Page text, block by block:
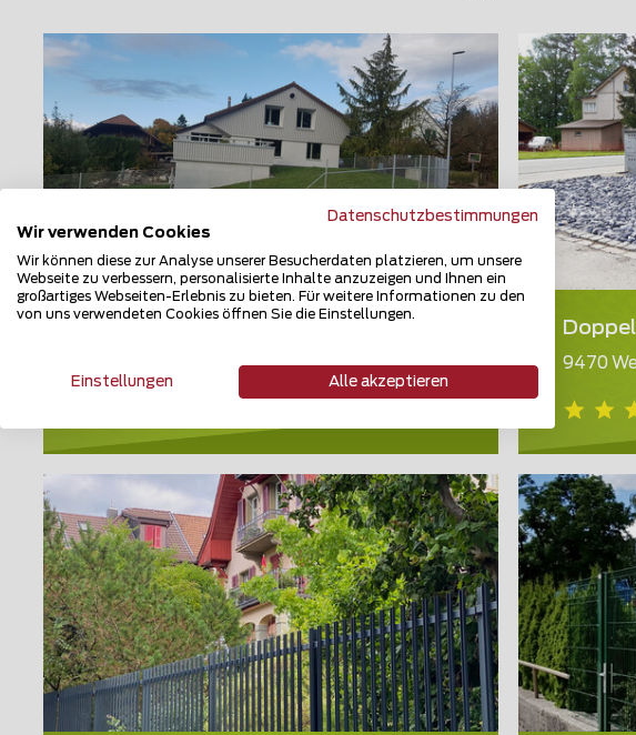
9470
Datenschutzbestimmungen
Wir verwenden Cookies
Wir können diese zur Analyse unserer Besucherdaten platzieren, um unsere
Webseite zu verbessern, personalisierte Inhalte anzuzeigen und Ihnen ein
großartiges Webseiten-Erlebnis zu bieten. Für weitere Informationen zu den
von uns verwendeten Cookies öffnen Sie die Einstellungen.
Einstellungen Alle akzeptieren